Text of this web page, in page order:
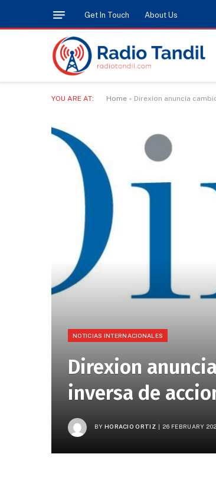
Get In Touch About Us
YOU ARE AT: Home » Direxion anuncia
NOTICIAS INTERNACIONALES
Direxion
inversa de
BY HORACIO ORTIZ 26 FEBRUARY